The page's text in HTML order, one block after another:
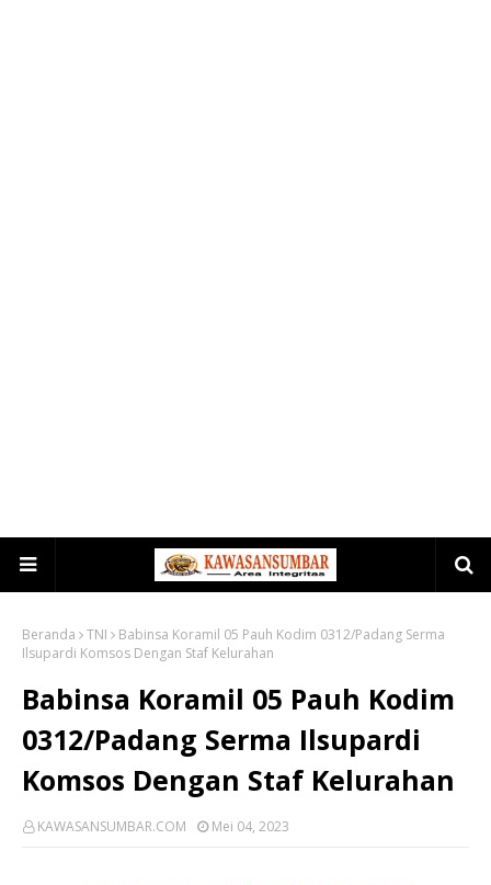
Beranda TNI
Babinsa Koramil 05 Pauh Kodim 0312/Padang Serma
Ilsupardi Komsos Dengan Staf Kelurahan
Babinsa Koramil 05 Pauh Kodim
0312/Padang Serma Ilsupardi
Komsos Dengan Staf Kelurahan
KAWASANSUMBAR.COM Mei 04, 2023